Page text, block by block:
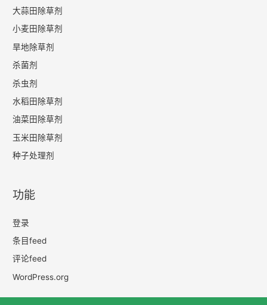
大蒜田除草剂
小麦田除草剂
旱地除草剂
杀菌剂
杀虫剂
水稻田除草剂
油菜田除草剂
玉米田除草剂
种子处理剂
功能
登录
条目feed
评论feed
WordPress.org